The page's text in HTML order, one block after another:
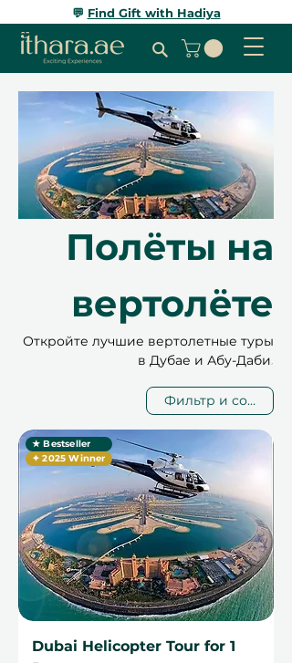
💬 Find Gift with Hadiya
Полёты на
вертолёте
Откройте лучшие вертолетные туры
в Дубае и Абу-Даби.
Фильтр и
★ Bestseller
✦ 2025 Winner
Dubai Helicopter Tour for 1